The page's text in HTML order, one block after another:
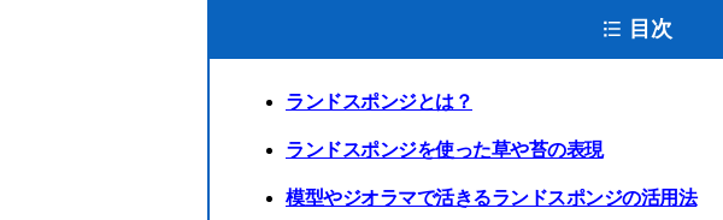
目次
ランドスポンジとは？
ランドスポンジを使った草や苔の表現
模型やジオラマで活きるランドスポンジの活用法